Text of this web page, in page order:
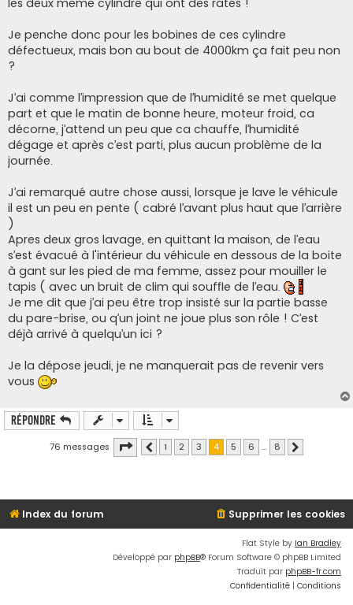
Je penche donc pour les bobines de ces cylindre
défectueux, mais bon au bout de 4000km ça fait peu non
?
J’ai comme l’impression que de l’humidité se met quelque
part et que le matin de bonne heure, moteur froid, ca
décorne, j’attend un peu que ca chauffe, l’humidité
dégage et après c’est parti, plus aucun problème de la
journée.
J’ai remarqué autre chose aussi, lorsque je lave le véhicule
il est un peu en pente ( cabré l’avant plus haut que l’arrière
)
Apres deux gros lavage, en quittant la maison, de l’eau
s’est évacué à l'intérieur du véhicule en dessous de la boite
à gant sur les pied de ma femme, assez pour mouiller le
tapis ( avec un bruit de clim qui souffle de l’eau.
Je me dit que j’ai peu être trop insisté sur la partie basse
du pare-brise, ou q’un joint ne joue plus son rôle ! C’est
déjà arrivé à quelqu’un ici ?
Je la dépose jeudi, je ne manquerait pas de revenir vers
vous
Répondre
76 messages Page sur8
Précédente
1 2 3 4 5 6 … 8
Index du forum Supprimer les cookies
Flat Style by Ian Bradley
Développé par phpBB® Forum Software © phpBB Limited
Traduit par phpBB-fr.com
Confidentialité | Conditions